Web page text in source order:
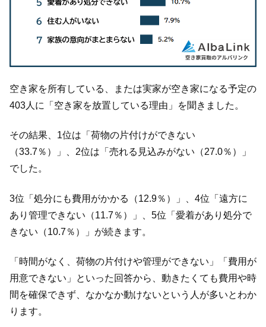
空き家を所有している、または実家が空き家になる予定の
403人に「空き家を放置している理由」を聞きました。
その結果、1位は「荷物の片付けができない
（33.7％）」、2位は「売れる見込みがない（27.0％）」
でした。
3位「処分にも費用がかかる（12.9％）」、4位「遠方に
あり管理できない（11.7％）」、5位「愛着があり処分で
きない（10.7％）」が続きます。
「時間がなく、荷物の片付けや管理ができない」「費用が
用意できない」といった回答から、動きたくても費用や時
間を確保できず、なかなか動けないという人が多いとわか
ります。